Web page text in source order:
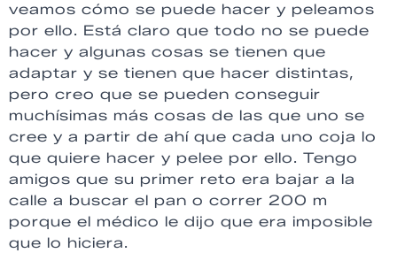
veamos cómo se puede hacer y peleamos
por ello. Está claro que todo no se puede
hacer y algunas cosas se tienen que
adaptar y se tienen que hacer distintas,
pero creo que se pueden conseguir
muchísimas más cosas de las que uno se
cree y a partir de ahí que cada uno coja lo
que quiere hacer y pelee por ello. Tengo
amigos que su primer reto era bajar a la
calle a buscar el pan o correr 200 m
porque el médico le dijo que era imposible
que lo hiciera.